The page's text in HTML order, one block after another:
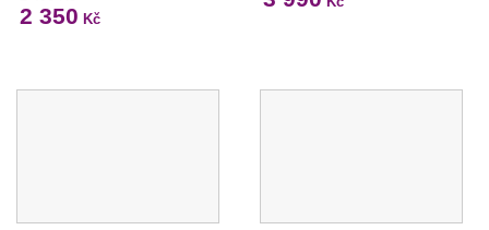
2 350 Kč